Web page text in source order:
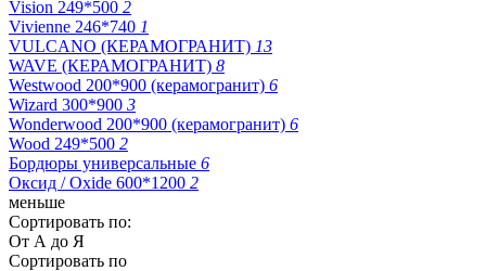
Vision 249*500 2
Vivienne 246*740 1
VULCANO (КЕРАМОГРАНИТ) 13
WAVE (КЕРАМОГРАНИТ) 8
Westwood 200*900 (керамогранит) 6
Wizard 300*900 3
Wonderwood 200*900 (керамогранит) 6
Wood 249*500 2
Бордюры универсальные 6
Оксид / Oxide 600*1200 2
меньше
Сортировать по:
От А до Я
Сортировать по